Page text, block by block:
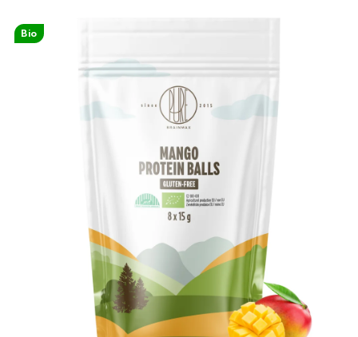
SPORT A ZDRAVÍ
RELAX A REGENERACE
FIREMNÍ DÁRKY
Bio